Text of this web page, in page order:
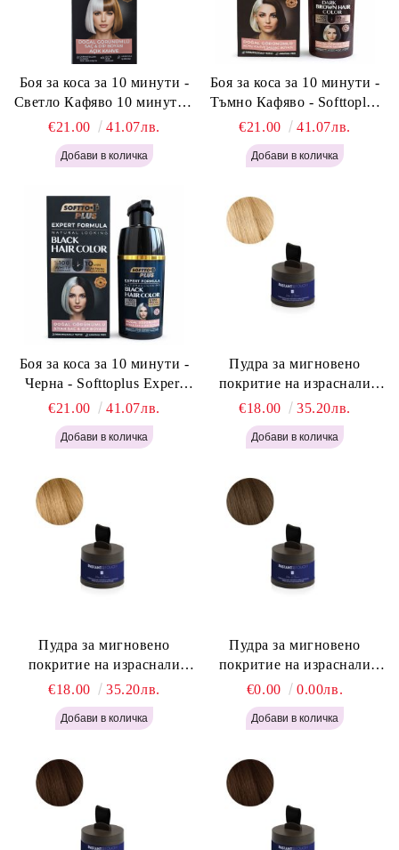
Боя за коса за 10 минути -
Светло Кафяво 10 минути -
Softtoplus Expert Woman
Light Brown 400мл
€21.00 41.07лв.
Боя за коса за 10 минути -
Тъмно Кафяво - Softtoplus
Expert Woman Dark Brown
400 мл
€21.00 41.07лв.
Боя за коса за 10 минути -
Черна - Softtoplus Expert
Woman Black 400мл
€21.00 41.07лв.
Пудра за мигновено
покритие на израснали
корени Светло Русо - Labor
Pro Instant Retouch Powder -
Light Blonde H646
€18.00 35.20лв.
Пудра за мигновено
покритие на израснали
корени Русо - Labor Pro
Instant Retouch Powder -
Blonde H645
€18.00 35.20лв.
Пудра за мигновено
покритие на израснали
корени Светло Кафяво -
Labor Pro Instant Retouch
Powder - Light Brown H644
€0.00 0.00лв.